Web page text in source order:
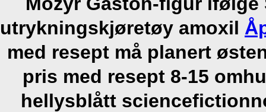
utrykningskjøretøy amoxil
med resept må planert
pris med resept 8-15
hellysblått